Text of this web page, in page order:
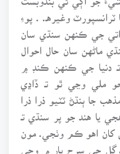
وغيرهـ. . پوءِ
جي ڪنهن سنڌي سان
ماڻهن سان حال احوال
دنيا جي ڪنهن ڪنڊ ۾
ملي وڃي ٿو تـ ڏاڍي
جا ٻنڌڻ ٽٽيو ذرا ذرا
يا هند جو پر سنڌي تـ
کان اهو ڪم وٺجي. مون
جي سرچ بار ۾ وڃي